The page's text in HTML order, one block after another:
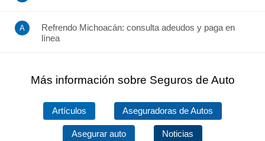
Refrendo Michoacán: consulta adeudos y paga en
línea
Más información sobre Seguros de Auto
Artículos Aseguradoras de Autos
Asegurar auto Noticias